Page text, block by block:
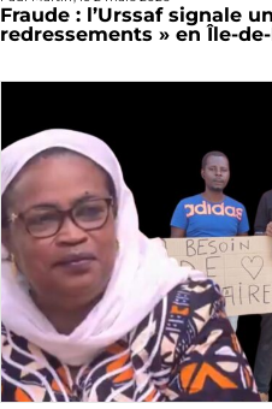
Fraude : l’Urssaf signale
redressements » en Île-